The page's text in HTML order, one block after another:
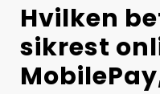
Hvilken
sikrest